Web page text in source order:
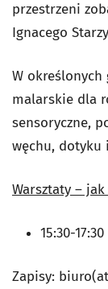
przestrzeni
Ignacego
W określonych
malarskie dla
sensoryczne,
węchu, dotyku
Warsztaty –
15:30-
Zapisy: